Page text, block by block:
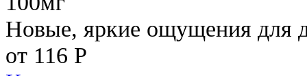
Новые, яркие ощущения для
от 116 Р